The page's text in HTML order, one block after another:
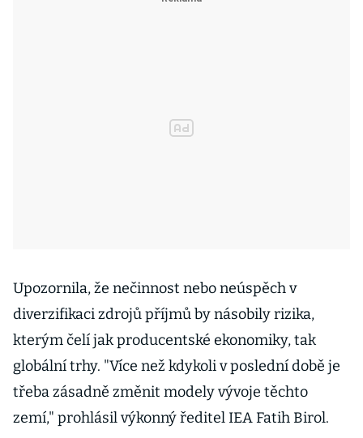
Upozornila, že nečinnost nebo neúspěch v
diverzifikaci zdrojů příjmů by násobily rizika,
kterým čelí jak producentské ekonomiky, tak
globální trhy. "Více než kdykoli v poslední době je
třeba zásadně změnit modely vývoje těchto
zemí," prohlásil výkonný ředitel IEA Fatih Birol.